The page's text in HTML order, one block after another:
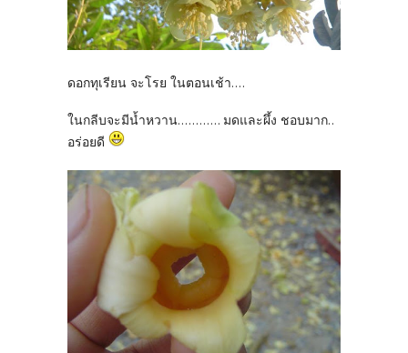
ดอกทุเรียน จะโรย ในตอนเช้า....
ในกลีบจะมีน้ำหวาน............ มดและผึ้ง ชอบมาก..
อร่อยดี